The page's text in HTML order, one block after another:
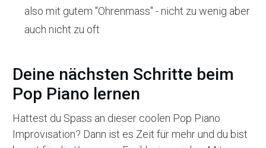
also mit gutem "Ohrenmass" - nicht zu wenig aber
auch nicht zu oft
Deine nächsten Schritte beim
Pop Piano lernen
Hattest du Spass an dieser coolen Pop Piano
Improvisation? Dann ist es Zeit für mehr und du bist